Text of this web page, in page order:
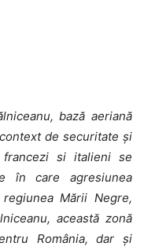
bază aeriană
de securitate și
francezi si italieni se
în care agresiunea
Mării Negre,
această zonă
România, dar și